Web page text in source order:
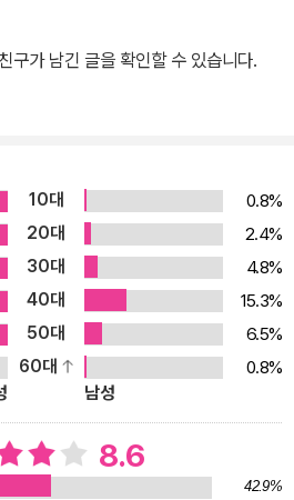
따세 추천도서 『라일락 피면』(창비
아홉 개의 이빨」에서 청소년문학에 대
품을 통해 한층 더 완숙하게 무르익은
한다. 인간의 내면, 자기성찰과 인간소
로운 얼굴로서의 파격과, 연륜 있는
이룬다. 뿐만 아니라 이 작품은 작가가
이기도 해, 청소년 독자와 더불어 일반
자와 알레고리로
탈이 시작됐다』는 성준과 봉석의 사회
과 그에 따른 갈등을 중심축으로 삼는
하며 ‘약탈’이라는 인상적인 장면을 연
환기시킨다. 이 과정에서 약탈 지역이
아니라 선과 악의 세력이 공존하는 대
무척 흥미롭다. 작품 안에서 구체적으
다 폭력과 무질서가 난무하는 곳으로 그
구가 남긴 글을 확인할 수 있습니다.
10대
0.8%
20대
2.4%
30대
4.8%
40대
15.3%
50대
6.5%
60대
0.8%
남성
8.6
42.9%